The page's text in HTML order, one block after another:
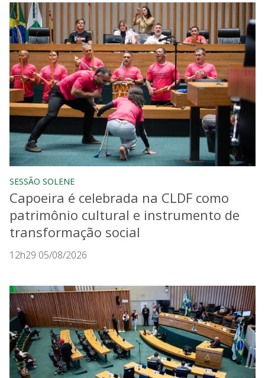
SESSÃO SOLENE
Capoeira é celebrada na CLDF como
patrimônio cultural e instrumento de
transformação social
12h29 05/08/2026